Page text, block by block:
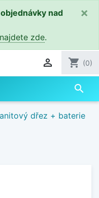
nad
najdete zde.
×
 shopping_cart (0)
search
dřez + baterie